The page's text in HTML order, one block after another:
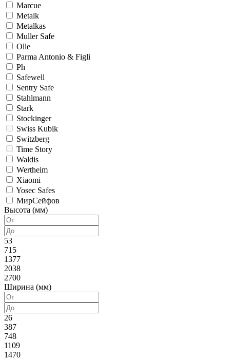
Marcue
Metalk
Metalkas
Muller Safe
Olle
Parma Antonio & Figli
Ph
Safewell
Sentry Safe
Stahlmann
Stark
Stockinger
Swiss Kubik
Switzberg
Time Story
Waldis
Wertheim
Xiaomi
Yosec Safes
МирСейфов
Высота (мм)
53
715
1377
2038
2700
Ширина (мм)
26
387
748
1109
1470